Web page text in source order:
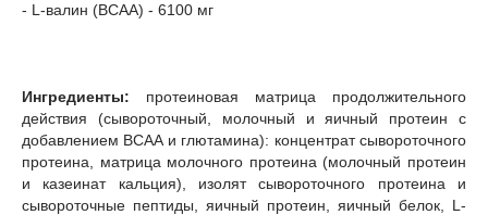
- L-валин (BCAA) - 6100 мг
Ингредиенты: протеиновая матрица продолжительного
действия (сывороточный, молочный и яичный протеин с
добавлением BCAA и глютамина): концентрат сывороточного
протеина, матрица молочного протеина (молочный протеин
и казеинат кальция), изолят сывороточного протеина и
сывороточные пептиды, яичный протеин, яичный белок, L-